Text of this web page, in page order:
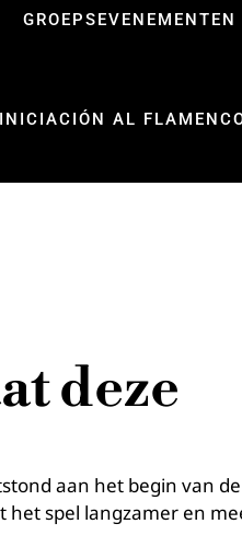
GROEPSEVENEMENTEN
INICIACIÓN AL
deze
aan het begin van
spel langzamer en